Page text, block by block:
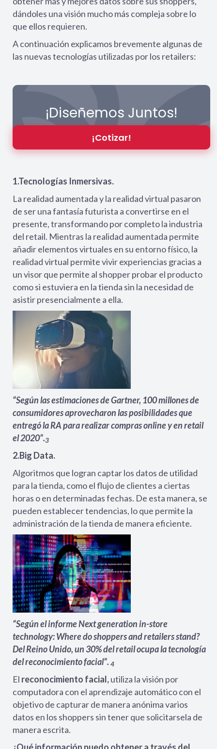
dándoles una visión mucho más compleja sobre lo
que ellos requieren.
A continuación explicamos brevemente algunas de
las nuevas tecnologías utilizadas por los retailers:
¡Diseñemos Juntos!
¡Cotizar!
1.Tecnologías Inmersivas.
La realidad aumentada y la realidad virtual pasaron
de ser una fantasía futurista a convertirse en el
presente, transformando por completo la industria
del retail. Mientras la realidad aumentada permite
añadir elementos virtuales en su entorno físico, la
realidad virtual permite vivir experiencias gracias a
un visor que permite al shopper probar el producto
como si estuviera en la tienda sin la necesidad de
asistir presencialmente a ella.
“Según las estimaciones de Gartner, 100 millones de
consumidores aprovecharon las posibilidades que
entregó la RA para realizar compras online y en retail
el 2020”.3
2.Big Data.
Algoritmos que logran captar los datos de utilidad
para la tienda, como el flujo de clientes a ciertas
horas o en determinadas fechas. De esta manera, se
pueden establecer tendencias, lo que permite la
administración de la tienda de manera eficiente.
“Según el informe Next generation in-store
technology: Where do shoppers and retailers stand?
Del Reino Unido, un 30% del retail ocupa la tecnología
del reconocimiento facial”. 4
El reconocimiento facial,utiliza la visión por
computadora con el aprendizaje automático con el
objetivo de capturar de manera anónima varios
datos en los shoppers sin tener que solicitarsela de
manera escrita.